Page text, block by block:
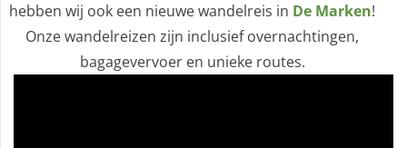
hebben wij ook een nieuwe wandelreis in De Marken!
Onze wandelreizen zijn inclusief overnachtingen,
bagagevervoer en unieke routes.